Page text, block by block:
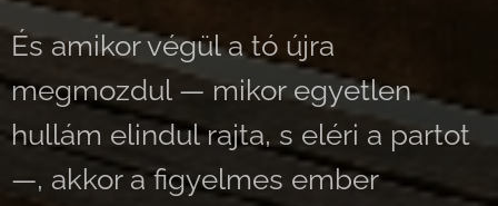
És amikor végül a tó újra
megmozdul — mikor egyetlen
hullám elindul rajta, s eléri a partot
—, akkor a figyelmes ember